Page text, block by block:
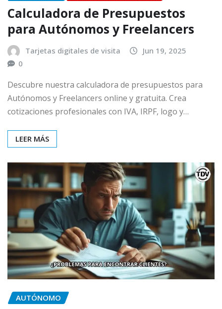
Calculadora de Presupuestos
para Autónomos y Freelancers
Tarjetas digitales de visita
Jun 19, 2025
0
Descubre nuestra calculadora de presupuestos para
Autónomos y Freelancers online y gratuita. Crea
cotizaciones profesionales con IVA, IRPF, logo y…
LEER MÁS
AUTÓNOMO